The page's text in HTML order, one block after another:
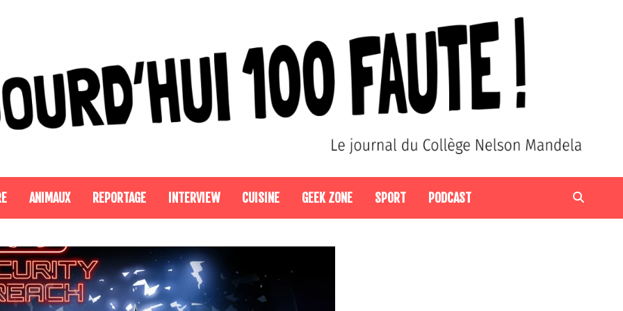
ANIMAUX REPORTAGE INTERVIEW CUISINE GEEK ZONE SPORT PODCAST